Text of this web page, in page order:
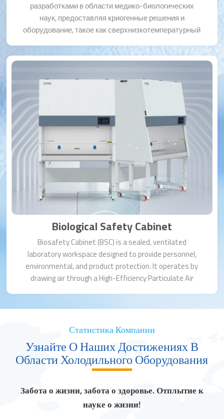
разработками в области медико-биологических
наук, предоставляя криогенные решения и
оборудование, такое как сверхнизкотемпературный
холодильник, холодильник банка крови, контейнер с
лаборатории, центрифуга и т. д.
Biological Safety Cabinet
Biosafety Cabinet (BSC) is a sealed, ventilated
laboratory workspace designed to provide personnel,
environmental, and product protection. It operates by
drawing air through a High-Efficiency Particulate Air
Статистика Компании
Узнайте О Наших Достижениях В
Области Холодильного Оборудования
Забота о жизни, забота о здоровье. Отплытие к
науке о жизни!